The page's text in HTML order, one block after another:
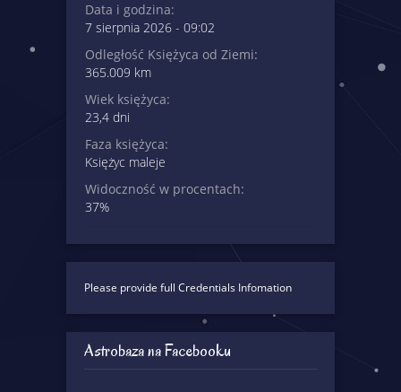
Data i godzina:
7 sierpnia 2026 - 09:02
Odległość Księżyca od Ziemi:
365.009 km
Wiek księżyca:
23,4 dni
Faza księżyca:
Księżyc maleje
Widoczność w procentach:
37%
Please provide full Credentials Infomation
Astrobaza na Facebooku